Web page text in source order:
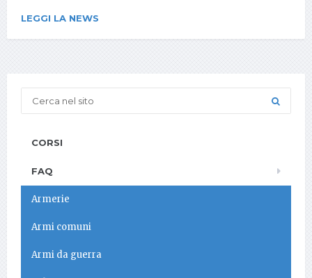
LEGGI LA NEWS
CORSI
FAQ
Armerie
Armi comuni
Armi da guerra